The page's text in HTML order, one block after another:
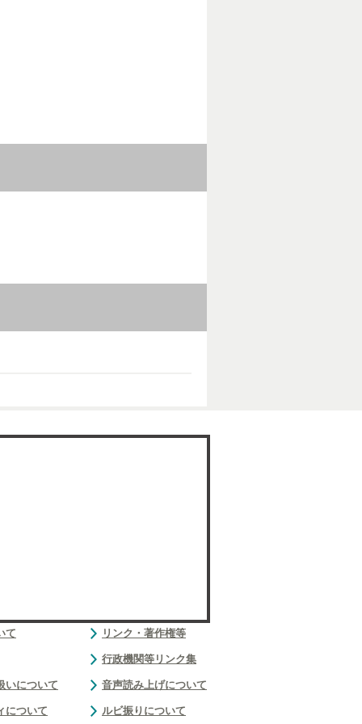
て
いについて
について
リンク・著作権等
行政機関等リンク集
音声読み上げについて
ルビ振りについて